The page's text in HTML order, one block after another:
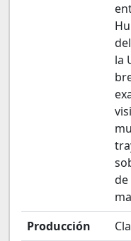
la
de
Producción